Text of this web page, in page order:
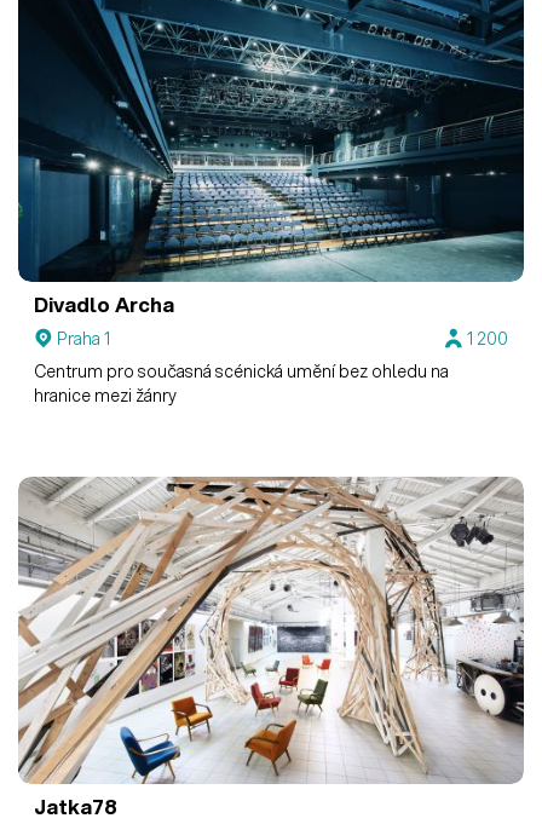
Divadlo Archa
Praha 1
1 200
Centrum pro současná scénická umění bez ohledu na
hranice mezi žánry
Jatka78